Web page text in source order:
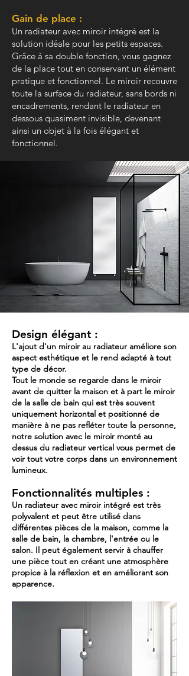
Gain de place :
Un radiateur avec miroir intégré est la
solution idéale pour les petits espaces.
Grâce à sa double fonction, vous gagnez
de la place tout en conservant un élément
pratique et fonctionnel. Le miroir recouvre
toute la surface du radiateur, sans bords ni
encadrements, rendant le radiateur en
dessous quasiment invisible, devenant
ainsi un objet à la fois élégant et
fonctionnel.
Design élégant :
L'ajout d'un miroir au radiateur améliore son
aspect esthétique et le rend adapté à tout
type de décor.
Tout le monde se regarde dans le miroir
avant de quitter la maison et à part le miroir
de la salle de bain qui est très souvent
uniquement horizontal et positionné de
manière à ne pas refléter toute la personne,
notre solution avec le miroir monté au
dessus du radiateur vertical vous permet de
voir tout votre corps dans un environnement
lumineux.
Fonctionnalités multiples :
Un radiateur avec miroir intégré est très
polyvalent et peut être utilisé dans
différentes pièces de la maison, comme la
salle de bain, la chambre, l'entrée ou le
salon. Il peut également servir à chauffer
une pièce tout en créant une atmosphère
propice à la réflexion et en améliorant son
apparence.